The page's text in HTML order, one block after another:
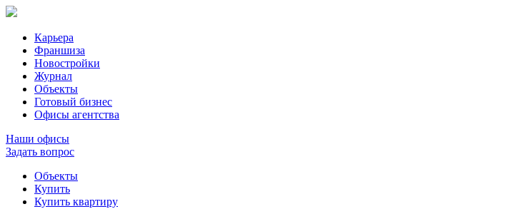
Карьера
Франшиза
Новостройки
Журнал
Объекты
Готовый бизнес
Офисы агентства
Наши офисы
Задать вопрос
Объекты
Купить
Купить квартиру